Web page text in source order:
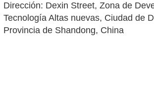
Dirección: Dexin Street, Zona de
Tecnología Altas nuevas, Ciudad de
Provincia de Shandong, China